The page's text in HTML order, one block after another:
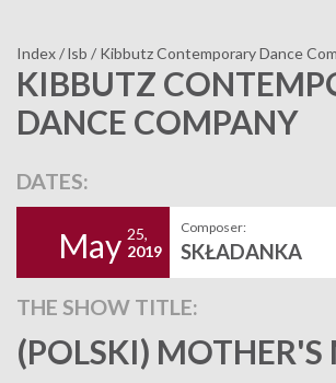
Index/lsb / Kibbutz Contemporary Dance
KIBBUTZ
DANCE COMPANY
DATES:
May 25,
2019
Composer:
SKŁADANKA
THE SHOW TITLE:
(POLSKI) MOTHER'S